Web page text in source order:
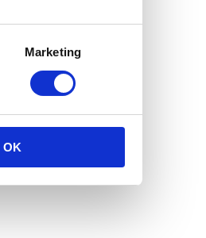
Marketing
OK